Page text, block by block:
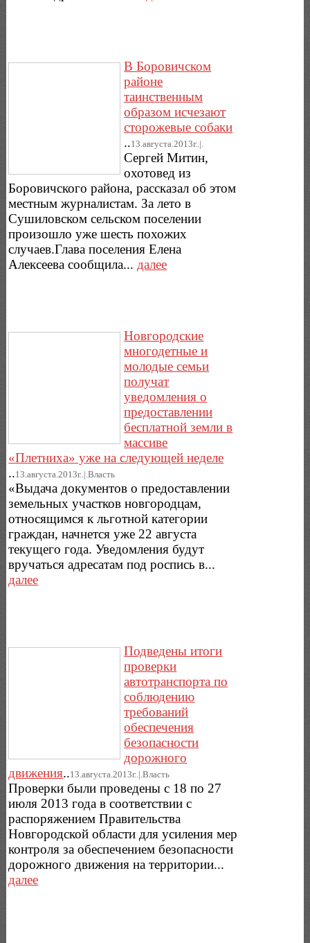
В Боровичском
районе
таинственным
образом исчезают
сторожевые собаки
..13.августа.2013г..|.
Сергей Митин,
охотовед из
Боровичского района, рассказал об этом
местным журналистам. За лето в
Сушиловском сельском поселении
произошло уже шесть похожих
случаев.Глава поселения Елена
Алексеева сообщила... далее
Новгородские
многодетные и
молодые семьи
получат
уведомления о
предоставлении
бесплатной земли в
массиве
«Плетниха» уже на следующей неделе
..13.августа.2013г..|.Власть
«Выдача документов о предоставлении
земельных участков новгородцам,
относящимся к льготной категории
граждан, начнется уже 22 августа
текущего года. Уведомления будут
вручаться адресатам под роспись в...
далее
Подведены итоги
проверки
автотранспорта по
соблюдению
требований
обеспечения
безопасности
дорожного
движения..13.августа.2013г..|.Власть
Проверки были проведены с 18 по 27
июля 2013 года в соответствии с
распоряжением Правительства
Новгородской области для усиления мер
контроля за обеспечением безопасности
дорожного движения на территории...
далее